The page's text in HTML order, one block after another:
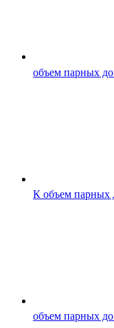
объем парных
К объем парных
объем парных